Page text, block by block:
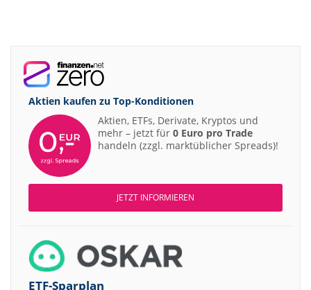
Aktien kaufen zu Top-Konditionen
Aktien, ETFs, Derivate, Kryptos und
mehr – jetzt für 0 Euro pro Trade
handeln (zzgl. marktüblicher Spreads)!
JETZT INFORMIEREN
ETF-Sparplan